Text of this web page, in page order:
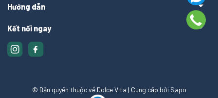
Hướng dẫn
Kết nối ngay
© Bản quyền thuộc về Dolce Vita | Cung cấp bởi Sapo